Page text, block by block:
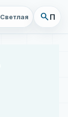
Светлая search